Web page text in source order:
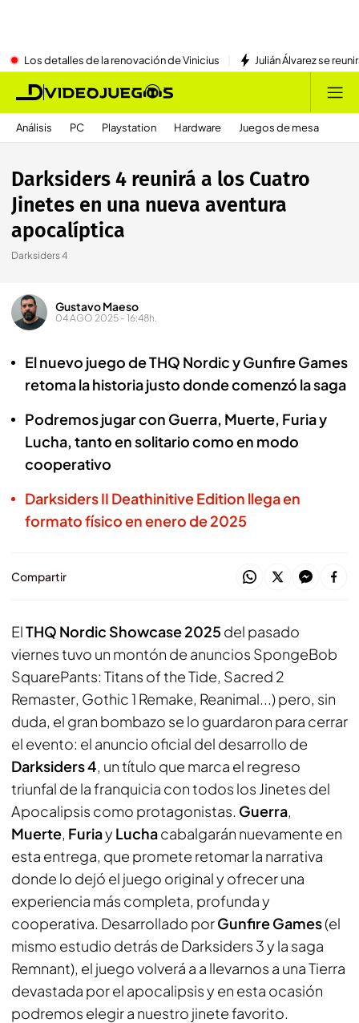
Los detalles de la renovación de Vinicius Julián Álvarez se
Análisis PC Playstation Hardware Juegos de mesa
Darksiders 4 reunirá a los Cuatro
Jinetes en una nueva aventura
apocalíptica
Darksiders 4
Gustavo Maeso
04 AGO 2025 - 16:48h.
El nuevo juego de THQ Nordic y Gunfire Games
retoma la historia justo donde comenzó la saga
Podremos jugar con Guerra, Muerte, Furia y
Lucha, tanto en solitario como en modo
cooperativo
Darksiders II Deathinitive Edition llega en
formato físico en enero de 2025
Compartir
ElTHQ Nordic Showcase 2025 del pasado
viernes tuvo un montón de anuncios SpongeBob
SquarePants: Titans of the Tide, Sacred 2
Remaster, Gothic 1 Remake, Reanimal...) pero, sin
duda, el gran bombazo se lo guardaron para cerrar
el evento: el anuncio oficial del desarrollo de
Darksiders 4, un título que marca el regreso
triunfal de la franquicia con todos los Jinetes del
Apocalipsis como protagonistas. Guerra,
Muerte, Furiay Luchacabalgarán nuevamente en
esta entrega, que promete retomar la narrativa
donde lo dejó el juego original y ofrecer una
experiencia más completa, profunda y
cooperativa. Desarrollado porGunfire Games(el
mismo estudio detrás de Darksiders 3y la saga
Remnant), el juego volverá a a llevarnos a una Tierra
devastada por el apocalipsis y en esta ocasión
podremos elegir a nuestro jinete favorito.